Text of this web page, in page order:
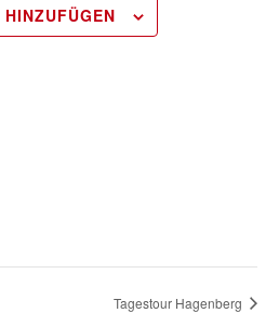
Tagestour Hagenberg